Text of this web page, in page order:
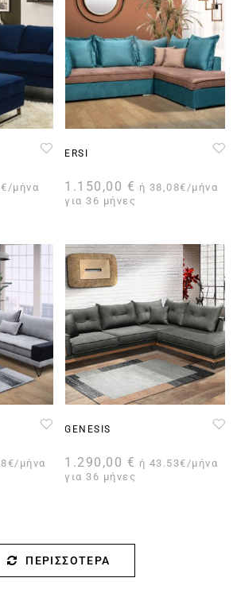
μήνα
ERSI
1.150,00 € ή 38,08€/μήνα
για 36 μήνες
μήνα
GENESIS
1.290,00 € ή 43.53€/μήνα
για 36 μήνες
ΠΕΡΙΣΣΌΤΕΡΑ